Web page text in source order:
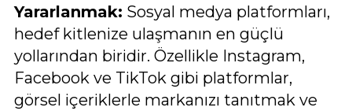
Yararlanmak: Sosyal medya platformları,
hedef kitlenize ulaşmanın en güçlü
yollarından biridir. Özellikle Instagram,
Facebook ve TikTok gibi platformlar,
görsel içeriklerle markanızı tanıtmak ve